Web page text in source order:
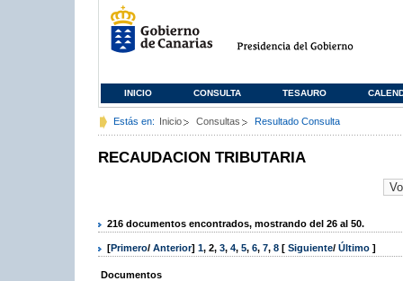
INICIO CONSULTA TESAURO
Estás en: Inicio Consultas Resultado Consulta
RECAUDACION TRIBUTARIA
216 documentos encontrados, mostrando del 26 al 50.
[Primero/ Anterior] 1, 2, 3, 4, 5, 6, 7, 8 [ Siguiente/ Último ]
Documentos